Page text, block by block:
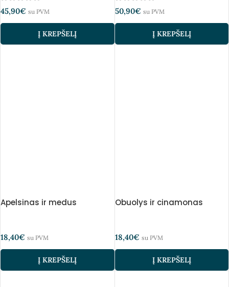
45,90€ su PVM
Į KREPŠELĮ
50,90€ su PVM
Į KREPŠELĮ
Apelsinas ir medus
18,40€ su PVM
Į KREPŠELĮ
Obuolys ir cinamonas
18,40€ su PVM
Į KREPŠELĮ